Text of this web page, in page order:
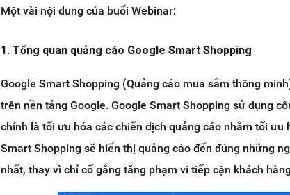
Một vài nội dung của buổi Webinar:
1. Tổng quan quảng cáo Google Smart Shopping
Google Smart Shopping (Quảng cáo mua sắm thông
trên nền tảng Google. Google Smart Shopping sử dụng
chính là tối ưu hóa các chiến dịch quảng cáo nhằm tối ưu
Smart Shopping sẽ hiển thị quảng cáo đến đúng những
nhất, thay vì chỉ cố gắng tăng phạm vi tiếp cận khách